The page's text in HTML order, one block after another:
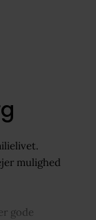
mulighed
gode